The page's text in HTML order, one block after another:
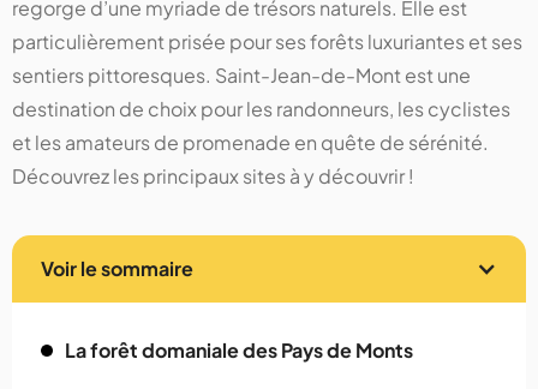
regorge d’une myriade de trésors naturels. Elle est
particulièrement prisée pour ses forêts luxuriantes et ses
sentiers pittoresques. Saint-Jean-de-Mont est une
destination de choix pour les randonneurs, les cyclistes
et les amateurs de promenade en quête de sérénité.
Découvrez les principaux sites à y découvrir !
Voir le sommaire
La forêt domaniale des Pays de Monts